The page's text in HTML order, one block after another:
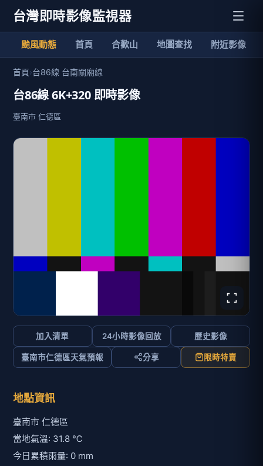
台灣即時影像監視器
颱風動態 首頁 合歡山 地圖查找 附近影像
首頁›台86線 台南關廟線
台86線 6K+320 即時影像
臺南市 仁德區
加入清單 24小時影像回放 歷史影像
臺南市仁德區天氣預報 分享 限時特賣
地點資訊
臺南市 仁德區
當地氣溫: 31.8 ℃
今日累積雨量: 0 mm